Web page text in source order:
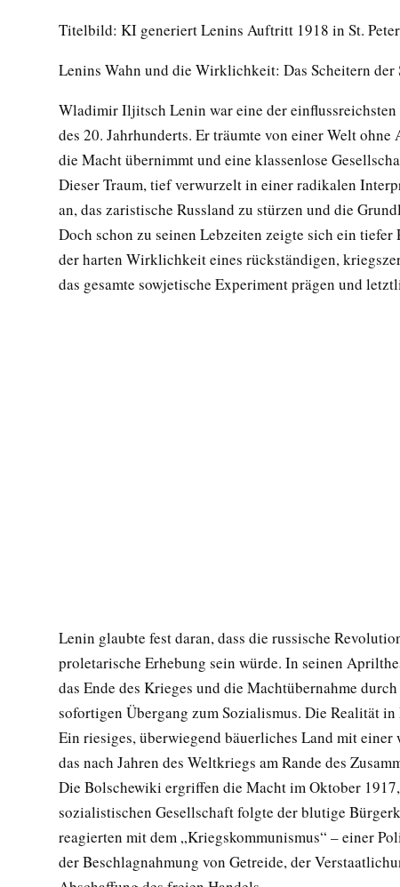
Titelbild: KI generiert Lenins Auftritt 1918 in St.
Lenins Wahn und die Wirklichkeit: Das Scheitern der
Wladimir Iljitsch Lenin war eine der
des 20. Jahrhunderts. Er träumte von einer Welt
die Macht übernimmt und eine klassenlose
Dieser Traum, tief verwurzelt in einer radikalen
an, das zaristische Russland zu stürzen und die
Doch schon zu seinen Lebzeiten zeigte sich ein tiefer
der harten Wirklichkeit eines rückständigen,
das gesamte sowjetische Experiment prägen und
Lenin glaubte fest daran, dass die russische
proletarische Erhebung sein würde. In seinen
das Ende des Krieges und die Machtübernahme
sofortigen Übergang zum Sozialismus. Die Realität
Ein riesiges, überwiegend bäuerliches Land mit
das nach Jahren des Weltkriegs am Rande des
Die Bolschewiki ergriffen die Macht im Oktober
sozialistischen Gesellschaft folgte der blutige
reagierten mit dem „Kriegskommunismus“ – einer
der Beschlagnahmung von Getreide, der